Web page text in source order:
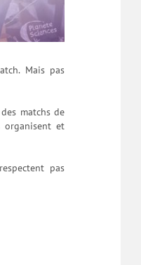
Mais pas
matchs de
organisent et
pas